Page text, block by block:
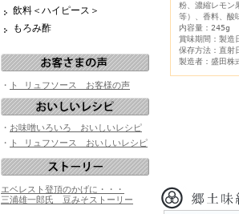
飲料＜ハイピース＞
もろみ酢
・ ト リュフソース お客様の声
・ お味噌いろいろ おいしいレシピ
・
ト リュフソース おいしいレシピ
エベレスト登頂のかげに・・・
三浦雄一郎氏 豆みそストーリー
粉、濃縮レモン
等）、香料、酸
内容量：245g
賞味期間：製造
保存方法：直射
製造者：盛田株